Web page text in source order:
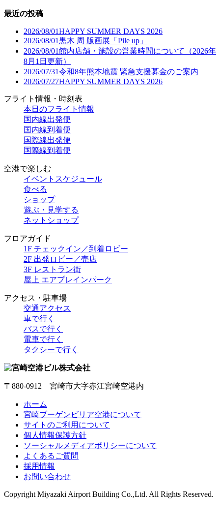
最近の投稿
2026/08/01HAPPY SUMMER DAYS 2026
2026/08/01黒木 周 版画展「Pile up」
2026/08/01館内店舗・施設の営業時間について（2026年
8月1日更新）
2026/07/31令和8年熊本地震 緊急支援募金のご案内
2026/07/27HAPPY SUMMER DAYS 2026
フライト情報・時刻表
本日のフライト情報
国内線出発便
国内線到着便
国際線出発便
国際線到着便
空港で楽しむ
イベントスケジュール
食べる
ショップ
遊ぶ・見学する
ネットショップ
フロアガイド
1F チェックイン／到着ロビー
2F 出発ロビー／売店
3F レストラン街
屋上 エアプレインパーク
アクセス・駐車場
交通アクセス
車で行く
バスで行く
電車で行く
タクシーで行く
〒880-0912 宮崎市大字赤江宮崎空港内
ホーム
宮崎ブーゲンビリア空港について
サイトのご利用について
個人情報保護方針
ソーシャルメディアポリシーについて
よくあるご質問
採用情報
お問い合わせ
Copyright Miyazaki Airport Building Co.,Ltd. All Rights Reserved.